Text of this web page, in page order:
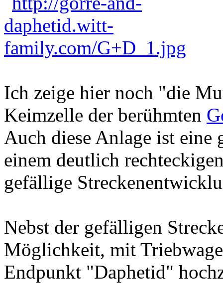
Ich zeige hier noch "die
Keimzelle der berühmten
Auch diese Anlage ist
einem deutlich
gefällige
Nebst der gefälligen
Möglichkeit, mit
Endpunkt "Daphetid"